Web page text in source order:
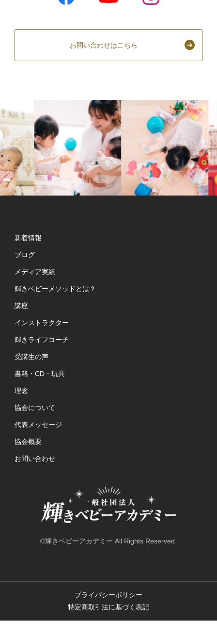
お問い合わせはこちら
©輝きベビーアカデミー All Rights Reserved.
新着情報
ブログ
メディア実績
輝きベビーメソッドとは？
講座
インストラクター
輝きライフコーチ
受講生の声
書籍・CD・玩具
理念
協会について
代表メッセージ
協会概要
お問い合わせ
プライバシーポリシー
特定商取引法に基づく表記